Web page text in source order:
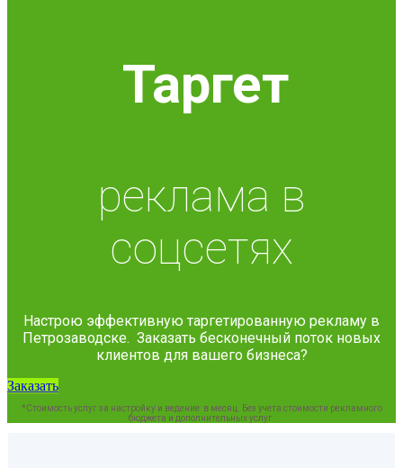
Таргет
реклама в
соцсетях
Настрою эффективную таргетированную рекламу в
Петрозаводске. Заказать бесконечный поток новых
клиентов для вашего бизнеса?
Заказать
*Стоимость услуг за настройку и ведение в месяц. Без учета стоимости рекламного
бюджета и дополнительных услуг.